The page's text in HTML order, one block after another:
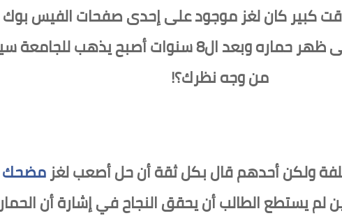
كبير كان لغز موجود على إحدى صفحات الفيس
يذهب إلى الجامعة لمدة 8 سنوات راكباً على ظهر حماره وبعد
من وجه نظرك؟!
ولكن أحدهم قال بكل ثقة أن حل أصعب لغزمضحك
لم يستطع الطالب أن يحقق النجاح في إشارة أن